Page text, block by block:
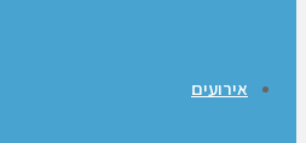
אירועים